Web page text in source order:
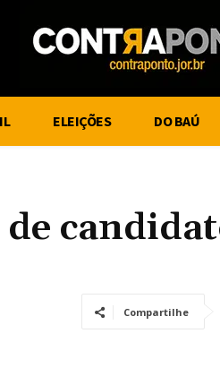
ELEIÇÕES DO BAÚ
Compartilhe